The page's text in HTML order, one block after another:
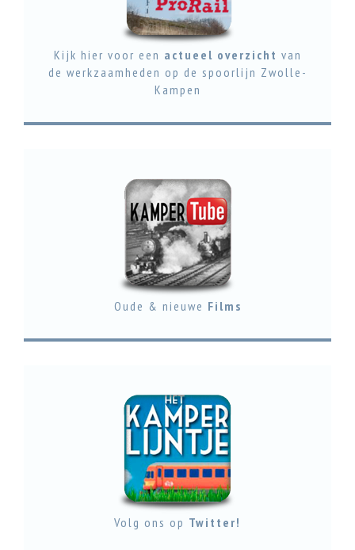
Kijk hier voor een actueel overzicht van
de werkzaamheden op de spoorlijn Zwolle-
Kampen
Oude & nieuwe Films
Volg ons op Twitter!